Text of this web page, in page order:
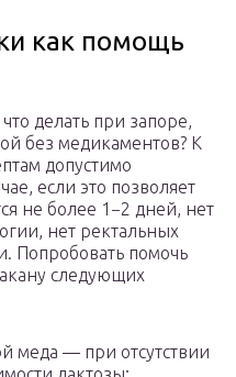
как помощь
делать при запоре,
без медикаментов? К
допустимо
если это позволяет
не более 1−2 дней, нет
нет ректальных
Попробовать помочь
следующих
меда — при отсутствии